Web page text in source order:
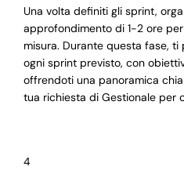
Una volta definiti gli sprint,
approfondimento di 1-2 ore
misura. Durante questa fase,
ogni sprint previsto, con
offrendoti una panoramica
tua richiesta di Gestionale per
4